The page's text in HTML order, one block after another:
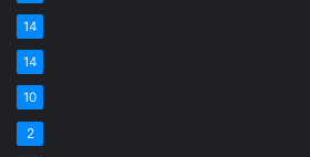
14
14
10
2